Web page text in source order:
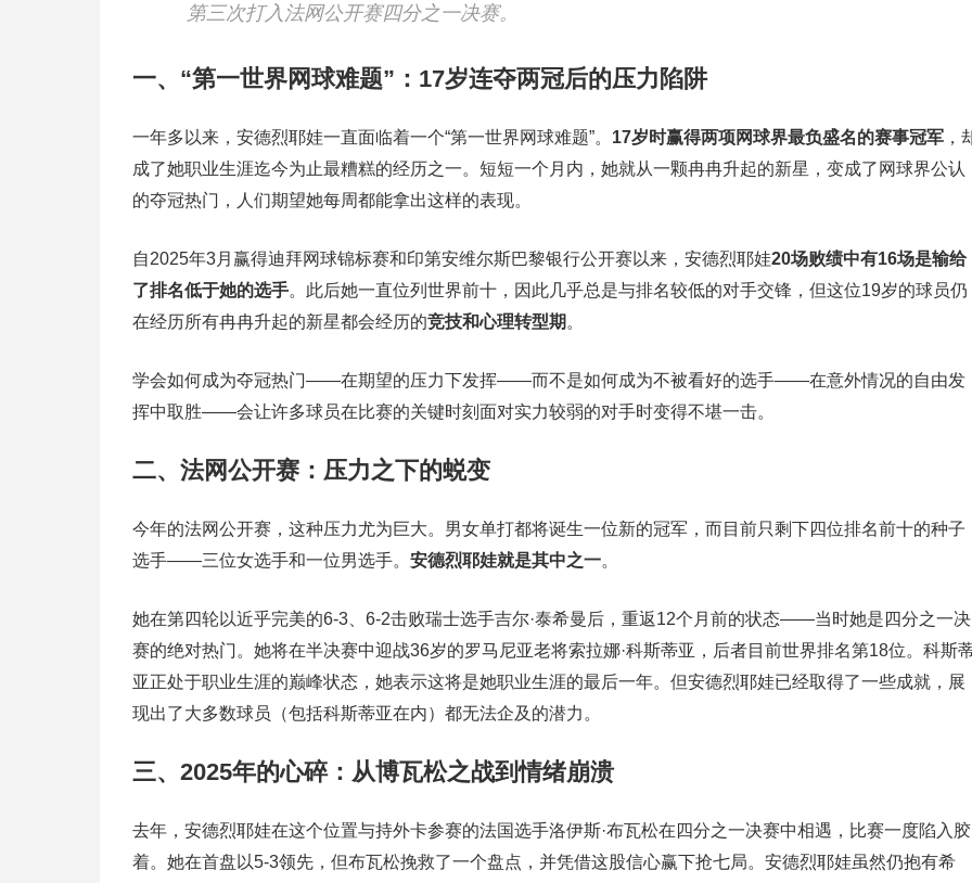
第三次打入法网公开赛四分之一决赛。
一、“第一世界网球难题”：17岁连夺两冠后的压力陷阱
一年多以来，安德烈耶娃一直面临着一个“第一世界网球难题”。 17岁时赢得两项网球界最负盛名的赛事冠军 ，
成了她职业生涯迄今为止最糟糕的经历之一。短短一个月内，她就从一颗冉冉升起的新星，变成了网球界公认
的夺冠热门，人们期望她每周都能拿出这样的表现。
自2025年3月赢得迪拜网球锦标赛和印第安维尔斯巴黎银行公开赛以来，安德烈耶娃20场败绩中有16场是输给
了排名低于她的选手。此后她一直位列世界前十，因此几乎总是与排名较低的对手交锋，但这位19岁的球员仍
在经历所有冉冉升起的新星都会经历的竞技和心理转型期 。
学会如何成为夺冠热门——在期望的压力下发挥——而不是如何成为不被看好的选手——在意外情况的自由发
挥中取胜——会让许多球员在比赛的关键时刻面对实力较弱的对手时变得不堪一击。
二、法网公开赛：压力之下的蜕变
今年的法网公开赛，这种压力尤为巨大。男女单打都将诞生一位新的冠军，而目前只剩下四位排名前十的种子
选手——三位女选手和一位男选手。 安德烈耶娃就是其中之一。
她在第四轮以近乎完美的6-3、6-2击败瑞士选手吉尔·泰希曼后，重返12个月前的状态——当时她是四分之一决
赛的绝对热门。她将在半决赛中迎战36岁的罗马尼亚老将索拉娜·科斯蒂亚，后者目前世界排名第18位。科斯
亚正处于职业生涯的巅峰状态，她表示这将是她职业生涯的最后一年。但安德烈耶娃已经取得了一些成就，展
现出了大多数球员（包括科斯蒂亚在内）都无法企及的潜力。
三、2025年的心碎：从博瓦松之战到情绪崩溃
去年，安德烈耶娃在这个位置与持外卡参赛的法国选手洛伊斯·布瓦松在四分之一决赛中相遇，比赛一度陷入胶
着。她在首盘以5-3领先，但布瓦松挽救了一个盘点，并凭借这股信心赢下抢七局。安德烈耶娃虽然仍抱有希